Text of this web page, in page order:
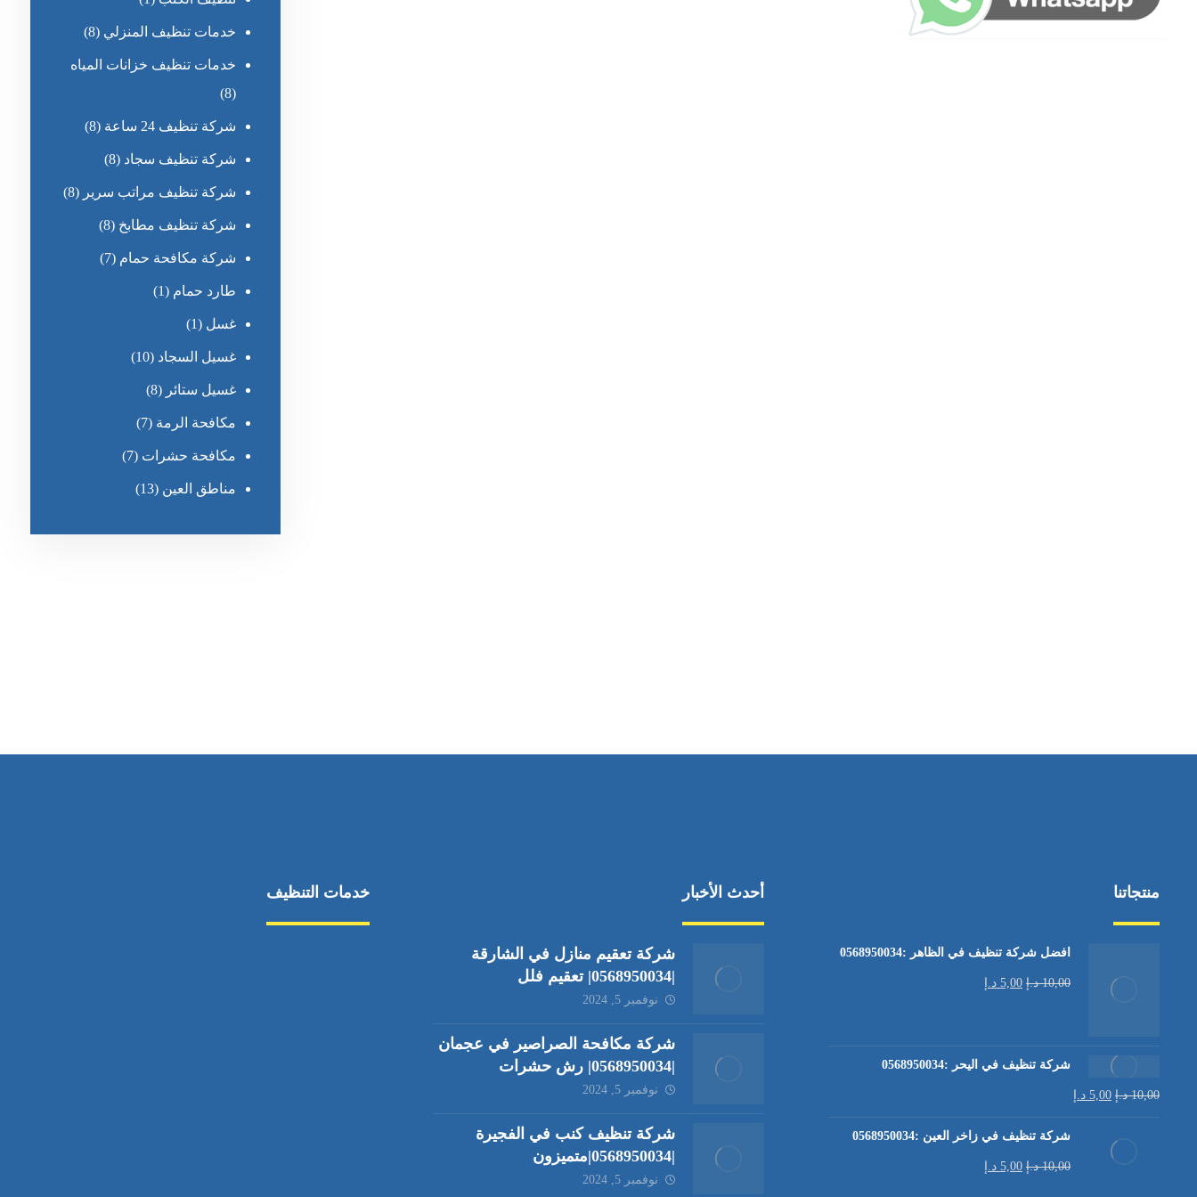
خدمات تنظيف المنزلي (8)
خدمات تنظيف خزانات المياه
(8)
شركة تنظيف 24 ساعة (8)
شركة تنظيف سجاد (8)
شركة تنظيف مراتب سرير (8)
شركة تنظيف مطابخ (8)
شركة مكافحة حمام (7)
طارد حمام (1)
غسل (1)
غسيل السجاد (10)
غسيل ستائر (8)
مكافحة الرمة (7)
مكافحة حشرات (7)
مناطق العين (13)
منتجاتنا
افضل شركة تنظيف في الظاهر :0568950034
10,00 د.إ 5,00 د.إ
شركة تنظيف في اليحر :0568950034
10,00 د.إ 5,00 د.إ
شركة تنظيف في زاخر العين :0568950034
10,00 د.إ 5,00 د.إ
أحدث الأخبار
شركة تعقيم منازل في الشارقة
|0568950034| تعقيم فلل
نوفمبر 5, 2024
شركة مكافحة الصراصير في عجمان
|0568950034| رش حشرات
نوفمبر 5, 2024
شركة تنظيف كنب في الفجيرة
|0568950034|متميزون
نوفمبر 5, 2024
خدمات التنظيف